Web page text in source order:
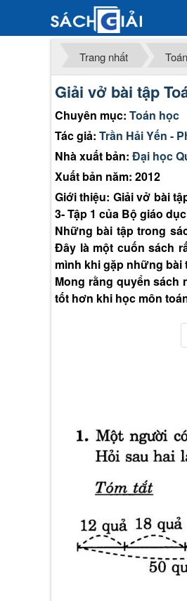
Trang nhất
Giải vở bài tập
Chuyên mục: Toán học
Tác giả: Trần Hải Yến -
Nhà xuất bản: Đại học
Xuất bản năm: 2012
Giới thiệu: Giải vở bài
3- Tập 1 của Bộ giáo
Những bài tập trong
Đây là một cuốn sách
mình khi gặp những
Mong rằng quyển sách
tốt hơn khi học môn